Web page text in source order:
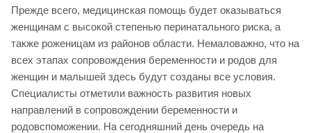
Прежде всего, медицинская помощь будет оказываться
женщинам с высокой степенью перинатального риска, а
также роженицам из районов области. Немаловажно, что на
всех этапах сопровождения беременности и родов для
женщин и малышей здесь будут созданы все условия.
Специалисты отметили важность развития новых
направлений в сопровождении беременности и
родовспоможении. На сегодняшний день очередь на